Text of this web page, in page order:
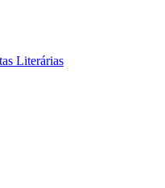
Literárias